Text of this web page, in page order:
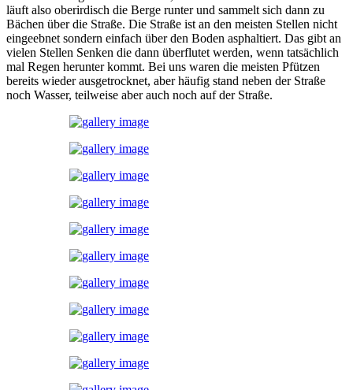
läuft also oberirdisch die Berge runter und sammelt sich dann zu
Bächen über die Straße. Die Straße ist an den meisten Stellen nicht
eingeebnet sondern einfach über den Boden asphaltiert. Das gibt an
vielen Stellen Senken die dann überflutet werden, wenn tatsächlich
mal Regen herunter kommt. Bei uns waren die meisten Pfützen
bereits wieder ausgetrocknet, aber häufig stand neben der Straße
noch Wasser, teilweise aber auch noch auf der Straße.